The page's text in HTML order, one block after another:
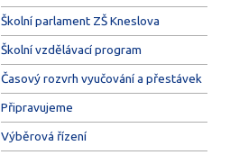
Školní parlament ZŠ Kneslova
Školní vzdělávací program
Časový rozvrh vyučování a přestávek
Připravujeme
Výběrová řízení